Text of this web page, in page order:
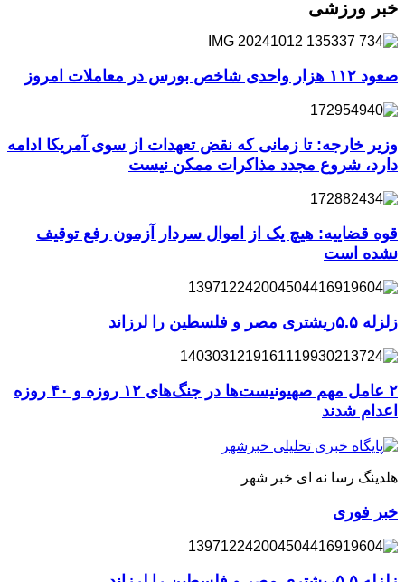
خبر ورزشی
صعود ۱۱۲ هزار واحدی شاخص بورس در معاملات امروز
وزیر خارجه: تا زمانی که نقض تعهدات از سوی آمریکا ادامه
دارد، شروع مجدد مذاکرات ممکن نیست
قوه قضاییه: هیچ یک از اموال سردار آزمون رفع توقیف
نشده است
زلزله ۵.۵ریشتری مصر و فلسطین را لرزاند
۲ عامل مهم صهیونیست‌ها در جنگ‌های ۱۲ روزه و ۴۰ روزه
اعدام شدند
هلدینگ رسا نه ای خبر شهر
خبر فوری